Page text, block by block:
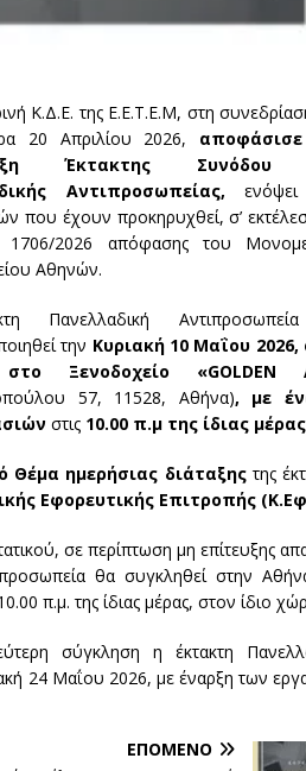
Κ.Δ.Ε. της Ε.Ε.Τ.Ε.Μ, στη
20 Απριλίου 2026,
Έκτακτης Συνόδου
Αντιπροσωπείας,
που έχουν προκηρυχθεί, σ’
1706/2026 απόφασης του
Αθηνών.
Πανελλαδική
την Κυριακή 10 Μαΐου 2026,
Ξενοδοχείο «GOLDEN
57, 11528, Αθήνα), με
στις 10.00 π.μ της ίδιας
Θέμα ημερήσιας διάταξηςτης
Εφορευτικής Επιτροπής
σε περίπτωση μη επίτευξης
θα συγκληθεί στην
π.μ. της ίδιας μέρας, στον ίδιο
σύγκληση η έκτακτη
24 Μαΐου 2026, με έναρξη των
ΕΠΌΜΕΝΟ